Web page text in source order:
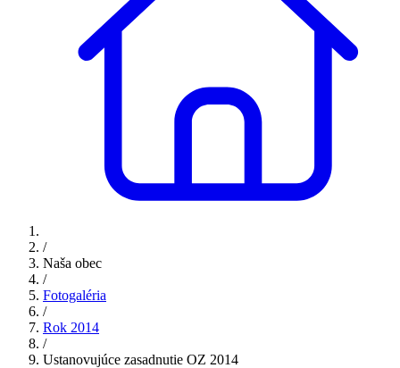
/
Naša obec
/
Fotogaléria
/
Rok 2014
/
Ustanovujúce zasadnutie OZ 2014